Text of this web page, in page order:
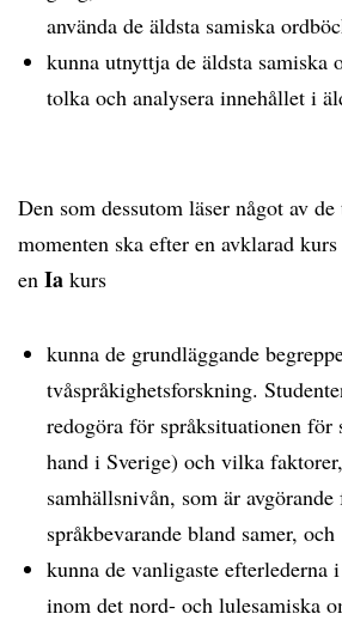
använda de äldsta samiska
kunna utnyttja de äldsta samiska
tolka och analysera innehållet i
Den som dessutom läser något av
momenten ska efter en avklarad
en Ia kurs
kunna de grundläggande
tvåspråkighetsforskning.
redogöra för språksituationen för
hand i Sverige) och vilka
samhällsnivån, som är
språkbevarande bland samer, och
kunna de vanligaste efterlederna
inom det nord- och lulesamiska